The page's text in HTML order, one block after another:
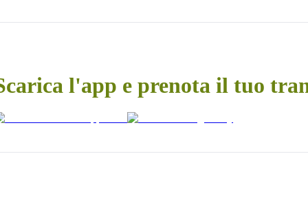
l'app e prenota il tuo